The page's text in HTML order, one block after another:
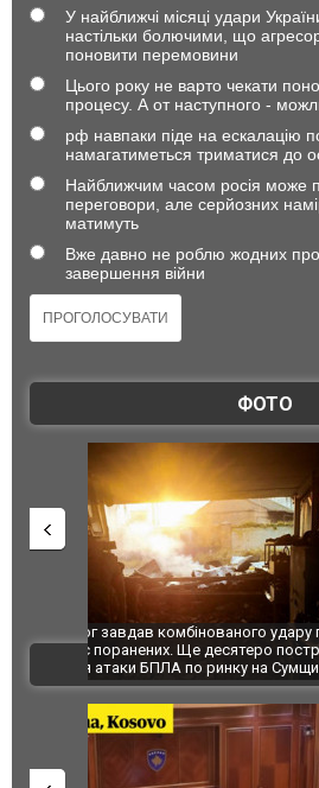
У найближчі місяці удари
настільки болючими, що
поновити перемовини
Цього року не варто чекати
процесу. А от наступного -
рф навпаки піде на ескалацію
намагатиметься триматися до
Найближчим часом росія може
переговори, але серйозних
матимуть
Вже давно не роблю жодних
завершення війни
ФОТО
За 2000 кілометрів від
Єкатеринбурзі після атаки
склад Wildberries. ФОТО. ВІДЕО
ВІДЕО